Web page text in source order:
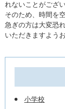
れないことがござい
そのため、時間を
急ぎの方は大変恐
いただきますよう
小学校